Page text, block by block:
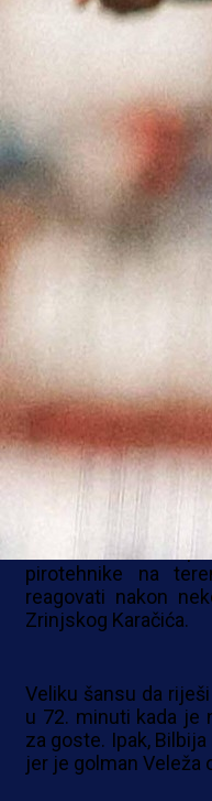
Rođeni, gdje je
Plemići su
stigli do novog
uspio izbjeći poraz
Zrinjski je poveo
Nemanja
golmana Karića
nakon čega ga je
Velež je nakon
nekoliko veoma
bili sredinom prvog
prečku gola
Rođeni su
utakmica više
pirotehnike na
reagovati nakon
Zrinjskog Karačića.
Veliku šansu da
u 72. minuti kada je
za goste. Ipak,
jer je golman Veleža